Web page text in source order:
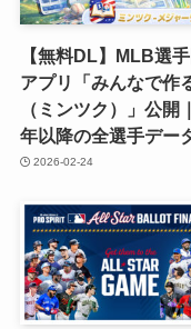
【無料DL】MLB選
アプリ「みんなで作
（ミンツク）」公開
年以降の全選手デー
2026-02-24